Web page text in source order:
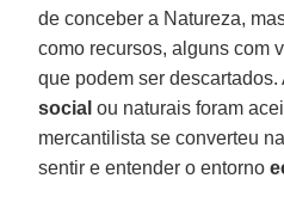
de conceber a Natureza,
como recursos, alguns com
que podem ser
social ou naturais foram
mercantilista se converteu
sentir e entender o entorno